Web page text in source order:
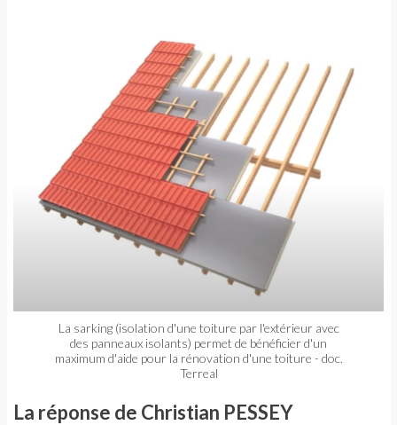
La sarking (isolation d'une toiture par l'extérieur avec
des panneaux isolants) permet de bénéficier d'un
maximum d'aide pour la rénovation d'une toiture - doc.
Terreal
La réponse de Christian PESSEY